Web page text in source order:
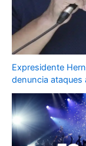
Expresidente
denuncia ataques